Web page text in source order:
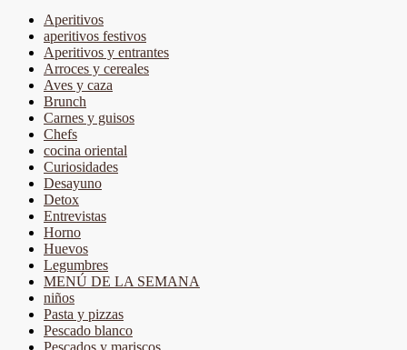
Aperitivos
aperitivos festivos
Aperitivos y entrantes
Arroces y cereales
Aves y caza
Brunch
Carnes y guisos
Chefs
cocina oriental
Curiosidades
Desayuno
Detox
Entrevistas
Horno
Huevos
Legumbres
MENÚ DE LA SEMANA
niños
Pasta y pizzas
Pescado blanco
Pescados y mariscos